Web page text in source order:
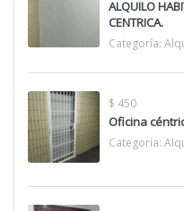
ALQUILO
CENTRICA.
Categoría:
$ 450
Oficina
Categoría: